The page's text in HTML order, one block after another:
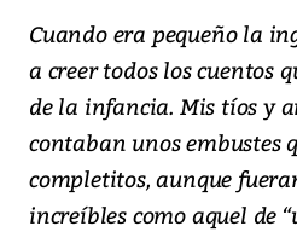
Cuando era pequeño la
a creer todos los cuentos
de la infancia. Mis tíos y
contaban unos embustes
completitos, aunque
increíbles como aquel de